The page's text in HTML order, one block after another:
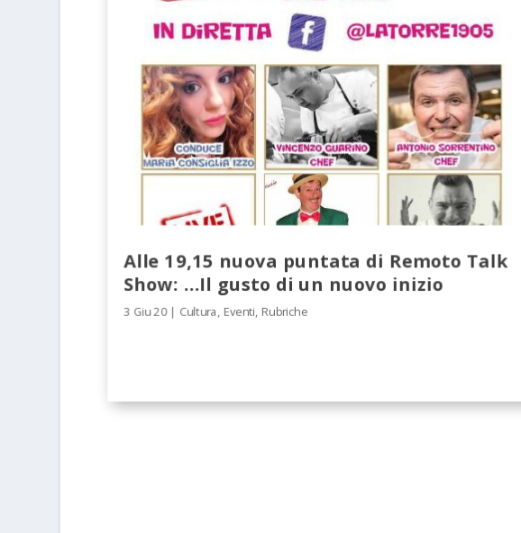
Alle 19,15 nuova puntata di Remoto Talk
Show: …Il gusto di un nuovo inizio
3 Giu 20| Cultura, Eventi, Rubriche